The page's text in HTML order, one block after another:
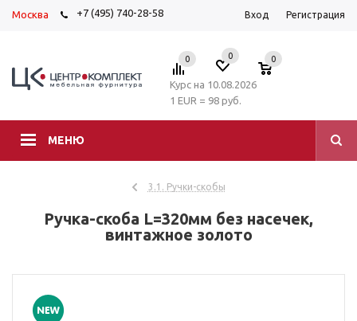
Москва +7 (495) 740-28-58 Вход Регистрация
МЕНЮ
0 0 0
Курс на 10.08.2026
1 EUR = 98 руб.
3.1. Ручки-скобы
Ручка-скоба L=320мм без насечек,
винтажное золото